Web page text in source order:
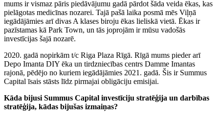
mums ir vismaz pāris piedāvājumu gadā pārdot šāda veida ēkas, kas
pielāgotas medicīnas nozarei. Tajā pašā laika posmā mēs Viļņā
iegādājāmies arī divas A klases biroju ēkas lieliskā vietā. Ēkas ir
pazīstamas kā Park Town, un tās joprojām ir mūsu vadošās
investīcijas šajā nozarē.
2020. gadā nopirkām t/c Riga Plaza Rīgā. Rīgā mums pieder arī
Depo Imanta DIY ēka un tirdzniecības centrs Damme Imantas
rajonā, pēdējo no kuriem iegādājāmies 2021. gadā. Šis ir Summus
Capital īsais stāsts līdz pirmajai obligāciju emisijai.
Kāda bijusi Summus Capital investīciju stratēģija un darbības
stratēģija, kādas bijušas izmaiņas?